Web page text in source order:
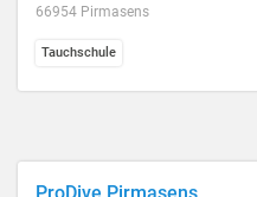
66954 Pirmasens
Tauchschule